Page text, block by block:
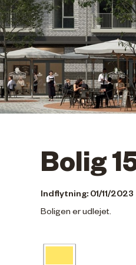
Bolig
Indflytning: 01/11/2023
Boligen er udlejet.